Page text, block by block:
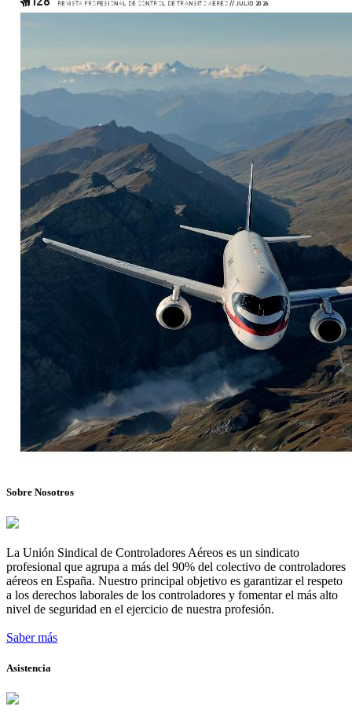
Sobre Nosotros
La Unión Sindical de Controladores Aéreos es un sindicato
profesional que agrupa a más del 90% del colectivo de controladores
aéreos en España. Nuestro principal objetivo es garantizar el respeto
a los derechos laborales de los controladores y fomentar el más alto
nivel de seguridad en el ejercicio de nuestra profesión.
Saber más
Asistencia